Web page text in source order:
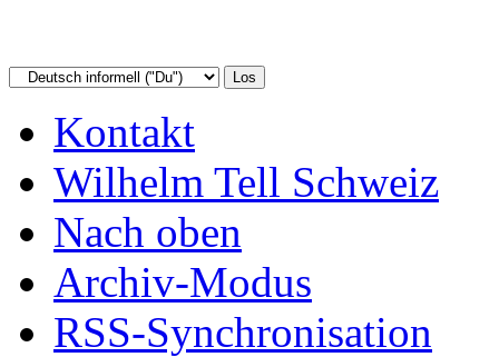
Kontakt
Wilhelm Tell Schweiz
Nach oben
Archiv-Modus
RSS-Synchronisation